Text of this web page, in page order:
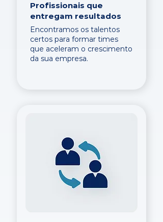
Profissionais que
entregam resultados
Encontramos os talentos
certos para formar times
que aceleram o crescimento
da sua empresa.